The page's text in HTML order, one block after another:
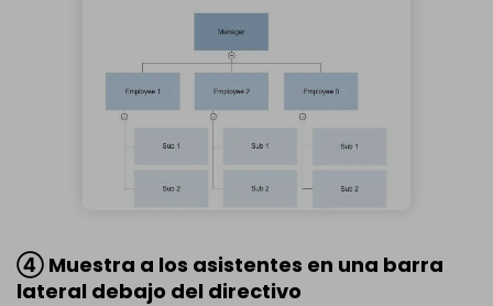
④ Muestra a los asistentes en una barra
lateral debajo del directivo